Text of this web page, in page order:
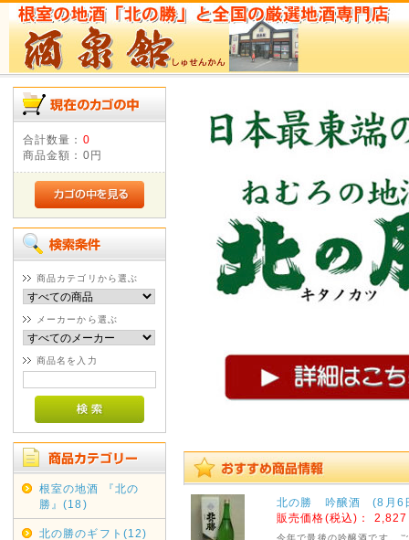
合計数量： 0
商品金額： 0円
商品カテゴリから選ぶ
メーカーから選ぶ
商品名を入力
根室の地酒 『北の
勝』(18)
北の勝のギフト(12)
北の勝 吟醸酒 (8月6
販売価格(税込)： 2,827
今年で最後の吟醸酒です。